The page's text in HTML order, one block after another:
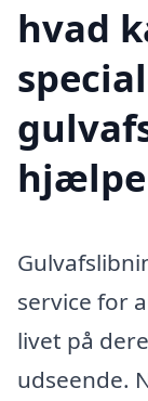
hvad
hjælpe
service for
livet på
udseende.